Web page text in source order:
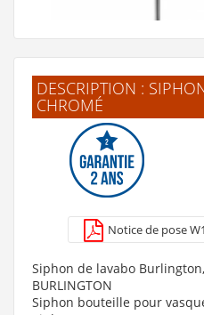
Lave-mains + Console
DESCRIPTION :
CHROMÉ
Notice de pose
Siphon de lavabo
BURLINGTON
Siphon bouteille pour